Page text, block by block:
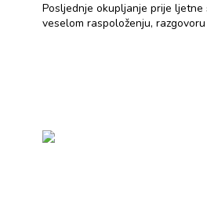
Posljednje okupljanje prije
veselom raspoloženju,